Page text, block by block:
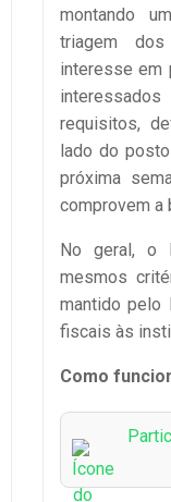
montando
triagem
interesse em
requisitos,
lado do
próxima
comprovem a
No geral, o
mesmos
mantido pelo
fiscais às
Como